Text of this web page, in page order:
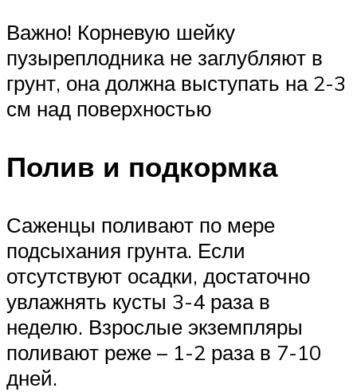
Важно! Корневую шейку
пузыреплодника не заглубляют в
грунт, она должна выступать на 2-3
см над поверхностью
Полив и подкормка
Саженцы поливают по мере
подсыхания грунта. Если
отсутствуют осадки, достаточно
увлажнять кусты 3-4 раза в
неделю. Взрослые экземпляры
поливают реже – 1-2 раза в 7-10
дней.